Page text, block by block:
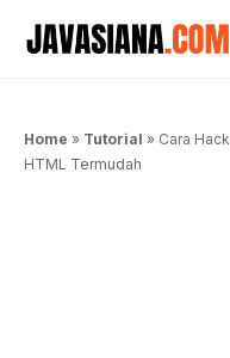
Home » Tutorial » Cara
HTML Termudah